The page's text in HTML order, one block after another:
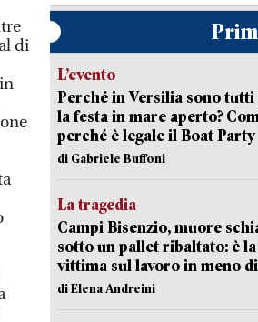
di
L’evento
Perché in Versilia sono tutti
la festa in mare aperto?
perché è legale il Boat Party
di Gabriele Buffoni
La tragedia
Campi Bisenzio, muore
sotto un pallet ribaltato: è
vittima sul lavoro in meno
di Elena Andreini